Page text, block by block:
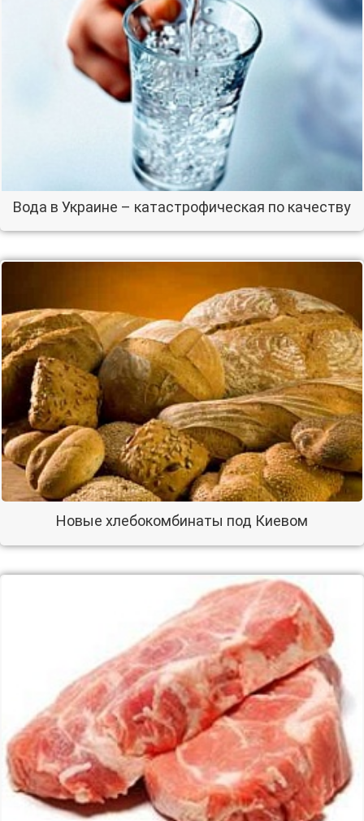
Вода в Украине – катастрофическая по качеству
Новые хлебокомбинаты под Киевом